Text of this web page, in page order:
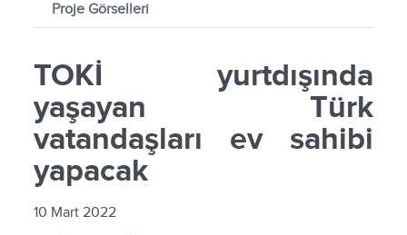
Proje Görselleri
TOKİ yurtdışında
yaşayan Türk
vatandaşları ev sahibi
yapacak
10 Mart 2022